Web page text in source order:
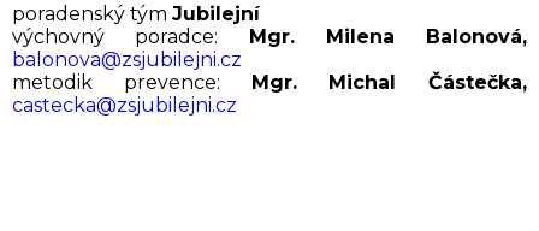
poradenský tým Jubilejní
výchovný poradce: Mgr. Milena Balonová,
balonova@zsjubilejni.cz
metodik prevence: Mgr. Michal Částečka,
castecka@zsjubilejni.cz